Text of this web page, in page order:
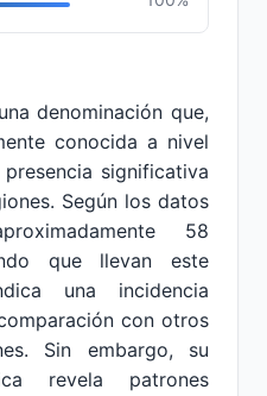
denominación que,
conocida a nivel
significativa
Según los datos
58
que llevan este
una incidencia
con otros
Sin embargo, su
revela patrones